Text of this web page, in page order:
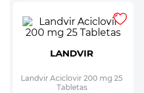
LANDVIR
Landvir Aciclovir 200 mg 25
Tabletas